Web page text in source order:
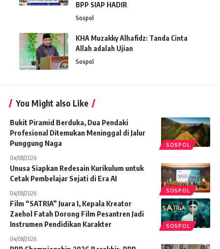
BPP SIAP HADIR
Sospol
KHA Muzakky Alhafidz: Tanda Cinta
Allah adalah Ujian
Sospol
You Might also Like
SOSPOL
Bukit Piramid Berduka, Dua Pendaki
Profesional Ditemukan Meninggal di Jalur
Punggung Naga
04/08/2026
SOSPOL
Unusa Siapkan Redesain Kurikulum untuk
Cetak Pembelajar Sejati di Era AI
04/08/2026
SOSPOL
Film “SATRIA” Juara I, Kepala Kreator
Zaehol Fatah Dorong Film Pesantren Jadi
Instrumen Pendidikan Karakter
04/08/2026